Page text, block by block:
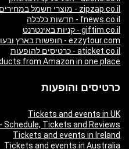
zipzap.co.il - מוצרי חשמל במחירים הגיוניים
fnews.co.il - חדשות כלכלה
giftim.co.il - קניות באינטרנט
ezzytour.com - חופשות בארץ ובעולם
aticket.co.il - כרטיסים להופעות
from Amazon in one place
כרטיסים והופעות
Tickets and events in UK
Schedule, Tickets and Reviews
Tickets and events in Ireland
Tickets and events in Australia